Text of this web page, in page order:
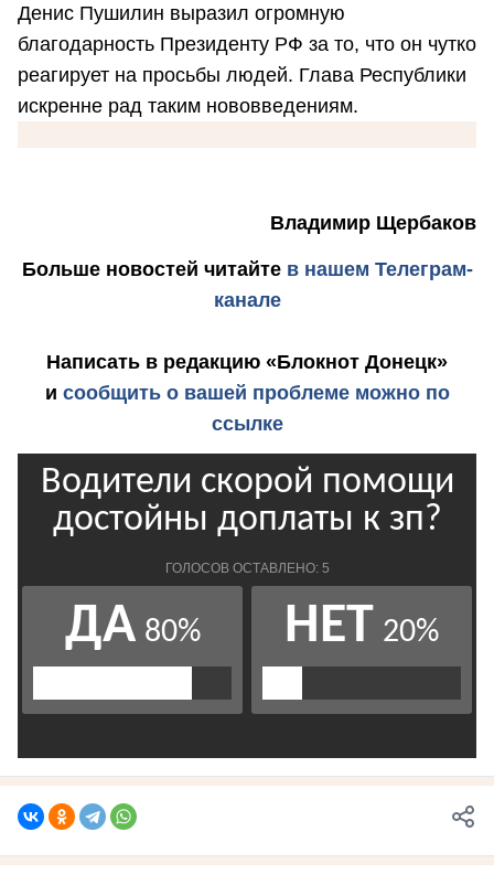
Денис Пушилин выразил огромную
благодарность Президенту РФ за то, что он чутко
реагирует на просьбы людей. Глава Республики
искренне рад таким нововведениям.
Владимир Щербаков
Больше новостей читайте в нашем Телеграм-
канале
Написать в редакцию «Блокнот Донецк»
и сообщить о вашей проблеме можно по
ссылке